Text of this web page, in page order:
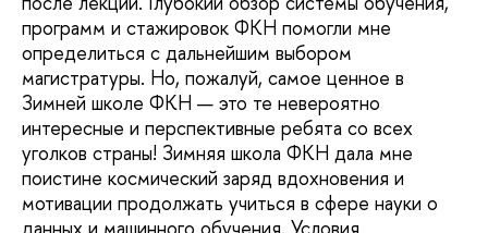
программ и стажировок ФКН помогли мне
определиться с дальнейшим выбором
магистратуры. Но, пожалуй, самое ценное в
Зимней школе ФКН — это те невероятно
интересные и перспективные ребята со всех
уголков страны! Зимняя школа ФКН дала мне
поистине космический заряд вдохновения и
мотивации продолжать учиться в сфере науки о